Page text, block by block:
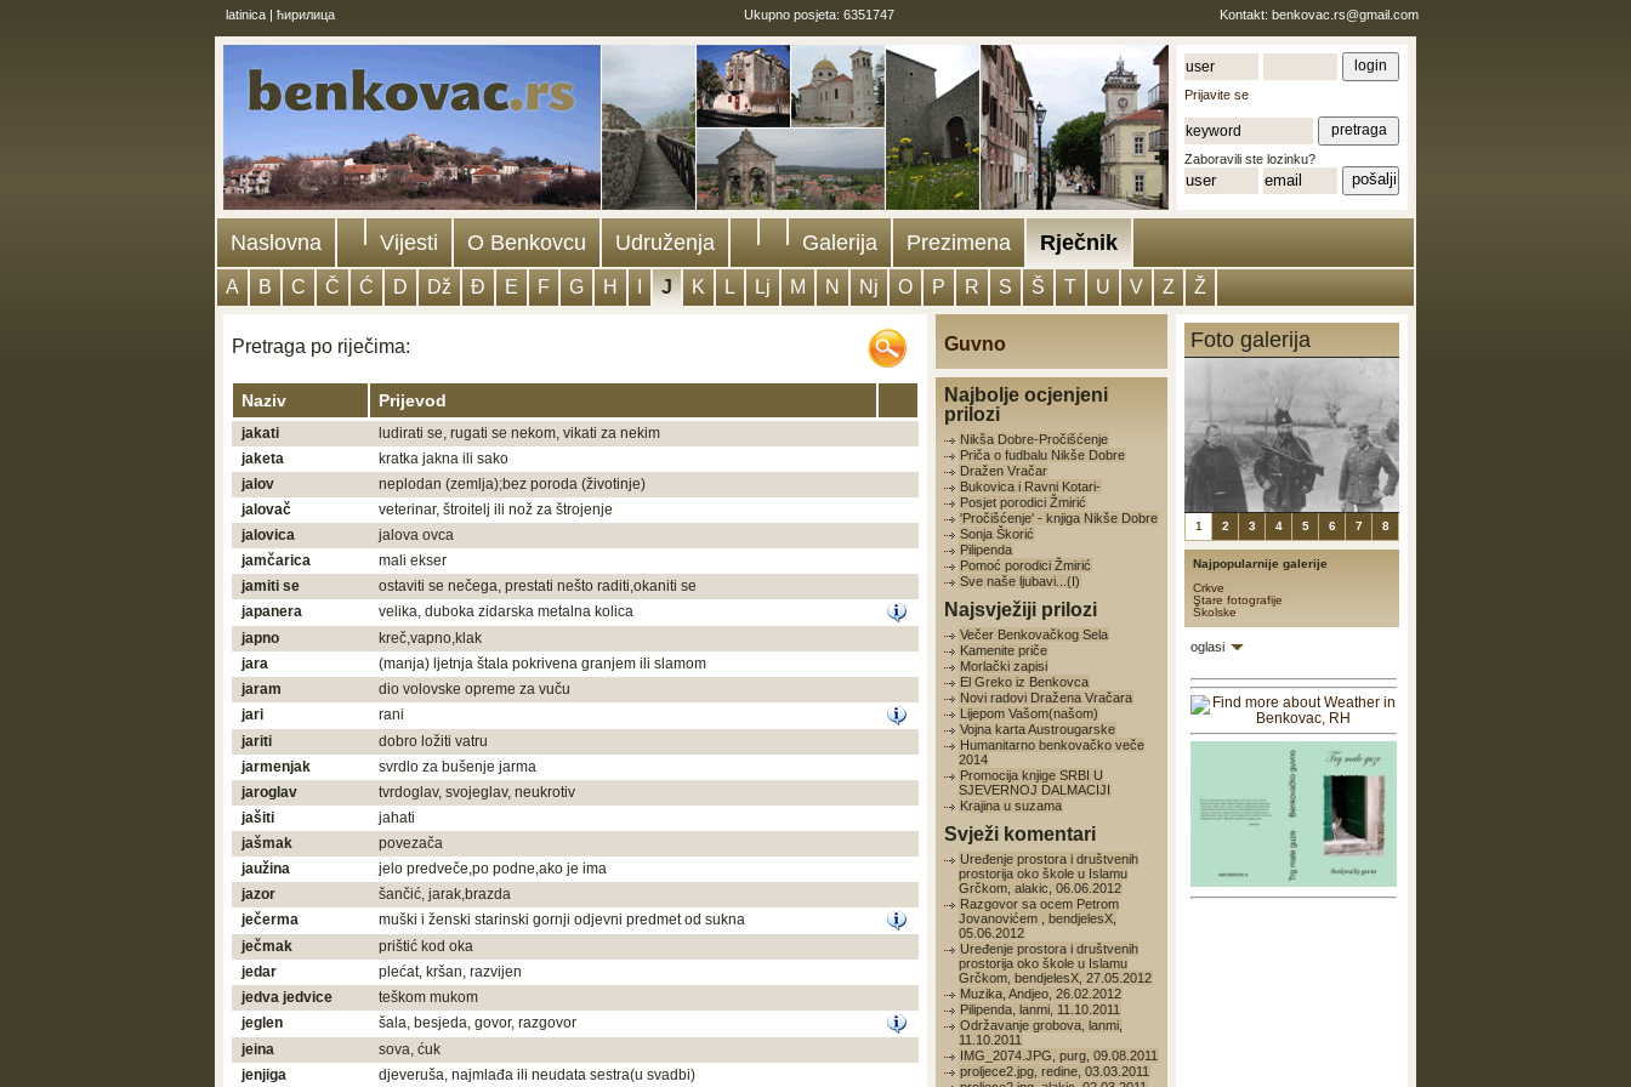
latinica| ћирилица Ukupno posjeta: 6351747 Kontakt: benkovac.rs@gmail.com
Prijavite se
Zaboravili ste lozinku?
Naslovna Vijesti O Benkovcu Udruženja Galerija Prezimena Rječnik
A B C Č Ć D Dž Đ E F G H J K L Lj M N Nj O P R S Š T U V Z Ž
Pretraga po riječima:
Naziv Prijevod
jakati
ludirati se, rugati se nekom, vikati za nekim
jaketa
kratka jakna ili sako
jalov
neplodan (zemlja);bez poroda (životinje)
jalovač
veterinar, štroitelj ili nož za štrojenje
jalovica
jalova ovca
jamčarica
mali ekser
jamiti se
ostaviti se nečega, prestati nešto raditi,okaniti se
japanera
velika, duboka zidarska metalna kolica
japno
kreč,vapno,klak
jara
(manja) ljetnja štala pokrivena granjem ili slamom
jaram
dio volovske opreme za vuču
jari
rani
jariti
dobro ložiti vatru
jarmenjak
svrdlo za bušenje jarma
jaroglav
tvrdoglav, svojeglav, neukrotiv
jašiti
jahati
jašmak
povezača
jaužina
jelo predveče,po podne,ako je ima
jazor
šančić, jarak,brazda
ječerma
muški i ženski starinski gornji odjevni predmet od sukna
ječmak
prištić kod oka
jedar
plećat, kršan, razvijen
jedva jedvice
teškom mukom
jeglen
šala, besjeda, govor, razgovor
jeina
sova, ćuk
jenjiga
djeveruša, najmlađa ili neudata sestra(u svadbi)
Guvno
Najbolje ocjenjeni
prilozi
Nikša Dobre-Pročišćenje
Priča o fudbalu Nikše Dobre
Dražen Vračar
Bukovica i Ravni Kotari-
Posjet porodici Žmirić
'Pročišćenje' - knjiga Nikše Dobre
Sonja Škorić
Pilipenda
Pomoć porodici Žmirić
Sve naše ljubavi...(I)
Najsvježiji prilozi
Večer Benkovačkog Sela
Kamenite priče
Morlački zapisi
El Greko iz Benkovca
Novi radovi Dražena Vračara
Lijepom Vašom(našom)
Vojna karta Austrougarske
Humanitarno benkovačko veče
2014
Promocija knjige SRBI U
SJEVERNOJ DALMACIJI
Krajina u suzama
Svježi komentari
Uređenje prostora i društvenih
prostorija oko škole u Islamu
Grčkom, alakic, 06.06.2012
Razgovor sa ocem Petrom
Jovanovićem , bendjelesX,
05.06.2012
Uređenje prostora i društvenih
prostorija oko škole u Islamu
Grčkom, bendjelesX, 27.05.2012
Muzika, Andjeo, 26.02.2012
Pilipenda, lanmi, 11.10.2011
Održavanje grobova, lanmi,
11.10.2011
IMG_2074.JPG, purg, 09.08.2011
proljece2.jpg, redine, 03.03.2011
Foto galerija
1 2 3 4 5 6 7 8
Najpopularnije galerije
Crkve
Stare fotografije
Školske
oglasi